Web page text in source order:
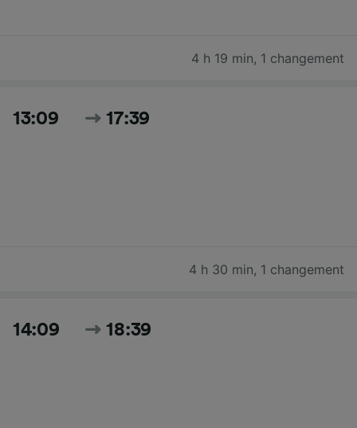
4 h 19 min, 1 changement
13:09 17:39
4 h 30 min, 1 changement
14:09 18:39